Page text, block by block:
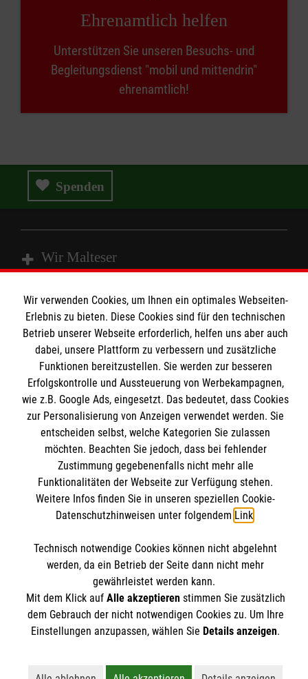
Ehren­amtlich helfen
Unterstützen Sie unseren Besuchs- und
Begleitungsdienst "mobil und mittendrin"
ehrenamtlich!
Spenden
Wir Malteser
Spenden & Helfen
Angebote & Leistungen
Kursangebote
Mitarbeiten
Stellenangebote
Wir Malteser
Informationen
Kontakt
Presse und Medien
Impressum
Datenschutz
Barrierefreiheit
Malteser online
Malteserorden
Malteser Jugend
Malteser International
Mediathek
Sharepoint
Spendenkonto
Bank: Pax-Bank für Kirche und Caritas eG
IBAN: DE90 3706 0120 1201 2100 18
BIC: GENODED1PA7
Soziale Netzwerke
Der Malteser Hilfsdienst e.V. ist als eingetragene
gemeinnützige Organisation von der Körperschaft- und
Wir verwenden Cookies, um Ihnen ein optimales Webseiten-
Erlebnis zu bieten. Diese Cookies sind für den technischen
Betrieb unserer Webseite erforderlich, helfen uns aber auch
dabei, unsere Plattform zu verbessern und zusätzliche
Funktionen bereitzustellen. Sie werden zur besseren
Erfolgskontrolle und Aussteuerung von Werbekampagnen,
wie z.B. Google Ads, eingesetzt. Das bedeutet, dass Cookies
zur Personalisierung von Anzeigen verwendet werden. Sie
entscheiden selbst, welche Kategorien Sie zulassen
möchten. Beachten Sie jedoch, dass bei fehlender
Zustimmung gegebenenfalls nicht mehr alle
Funktionalitäten der Webseite zur Verfügung stehen.
Weitere Infos finden Sie in unseren speziellen Cookie-
Datenschutzhinweisen unter folgendem Link.
Technisch notwendige Cookies können nicht abgelehnt
werden, da ein Betrieb der Seite dann nicht mehr
gewährleistet werden kann.
Mit dem Klick auf Alle akzeptierenstimmen Sie zusätzlich
dem Gebrauch der nicht notwendigen Cookies zu. Um Ihre
Einstellungen anzupassen, wählen Sie Details anzeigen.